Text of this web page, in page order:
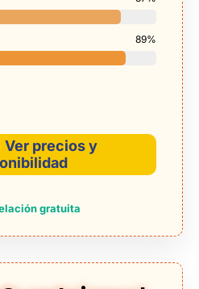
89%
Ver precios y
gratuita